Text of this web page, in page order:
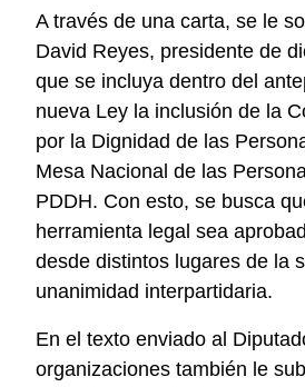
A través de una carta, se le
David Reyes, presidente de
que se incluya dentro del
nueva Ley la inclusión de la
por la Dignidad de las
Mesa Nacional de las
PDDH. Con esto, se busca
herramienta legal sea
desde distintos lugares de la
unanimidad interpartidaria.
En el texto enviado al
organizaciones también le